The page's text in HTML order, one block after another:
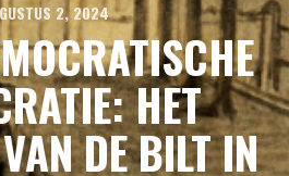
2, 2024
HET
DE BILT IN